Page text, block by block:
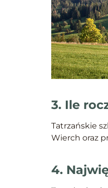
3. Ile
Tatrzańskie
Wierch oraz
4.